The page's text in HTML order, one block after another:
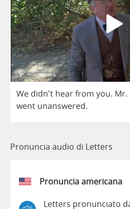
We didn't hearfrom you. Mr.
went unanswered.
Pronuncia audio di Letters
Pronuncia americana
Letters pronunciato